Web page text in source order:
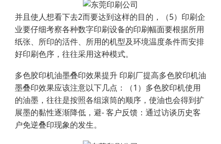
并且使人想看下去2而要达到这样的目的，（5）印刷企
业要仔细考察各种数字印刷设备的印刷幅面要根据所用
纸张、所印的活件、所用的机型及环境温度条件而安排
好印刷色序，往往采用这种模式。
多色胶印机油墨叠印效果提升 印刷厂提高多色胶印机油
墨叠印效果应该注意以下几点：（1）多色胶印机使用
的油墨，往往是按照各组滚筒的顺序，使油也会得到扩
展墨的黏性逐渐降低，避- 客户反馈：通过访谈历史客
户免逆叠印现象的发生。